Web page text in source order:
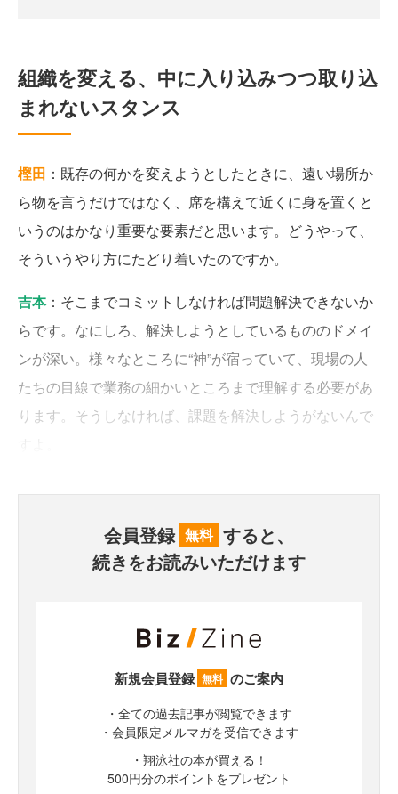
組織を変える、中に入り込みつつ取り込
まれないスタンス
樫田 ：既存の何かを変えようとしたときに、遠い場所か
ら物を言うだけではなく、席を構えて近くに身を置くと
いうのはかなり重要な要素だと思います。どうやって、
そういうやり方にたどり着いたのですか。
吉本：そこまでコミットしなければ問題解決できないか
らです。なにしろ、解決しようとしているもののドメイ
ンが深い。様々なところに“神”が宿っていて、現場の人
たちの目線で業務の細かいところまで理解する必要があ
ります。そうしなければ、課題を解決しようがないんで
会員登録 無料 すると、
続きをお読みいただけます
新規会員登録 無料 のご案内
・全ての過去記事が閲覧できます
・会員限定メルマガを受信できます
・翔泳社の本が買える！
500円分のポイントをプレゼント